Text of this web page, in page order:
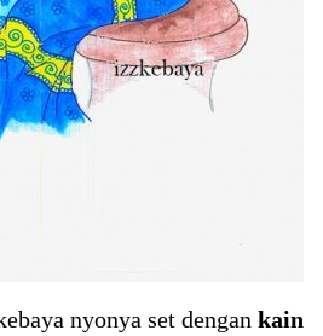
nyonya set dengan kain